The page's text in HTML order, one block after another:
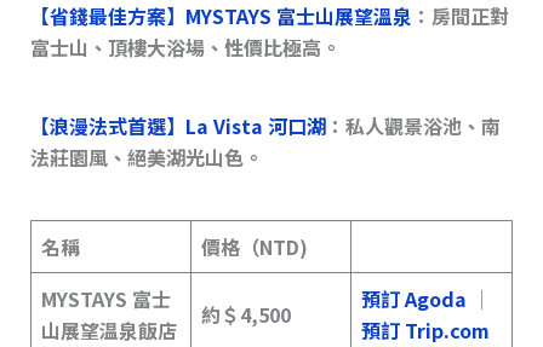
【省錢最佳方案】MYSTAYS 富士山展望溫泉 ：房間正對
富士山、頂樓大浴場、性價比極高。
【浪漫法式首選】La Vista 河口湖：私人觀景浴池、南
法莊園風、絕美湖光山色。
名稱
價格（NTD)
MYSTAYS 富士
山展望温泉飯店
約＄4,500
預訂 Agoda ｜
預訂 Trip.com